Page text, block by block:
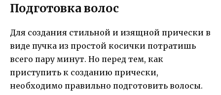
Подготовка волос
Для создания стильной и изящной прически в
виде пучка из простой косички потратишь
всего пару минут. Но перед тем, как
приступить к созданию прически,
необходимо правильно подготовить волосы.